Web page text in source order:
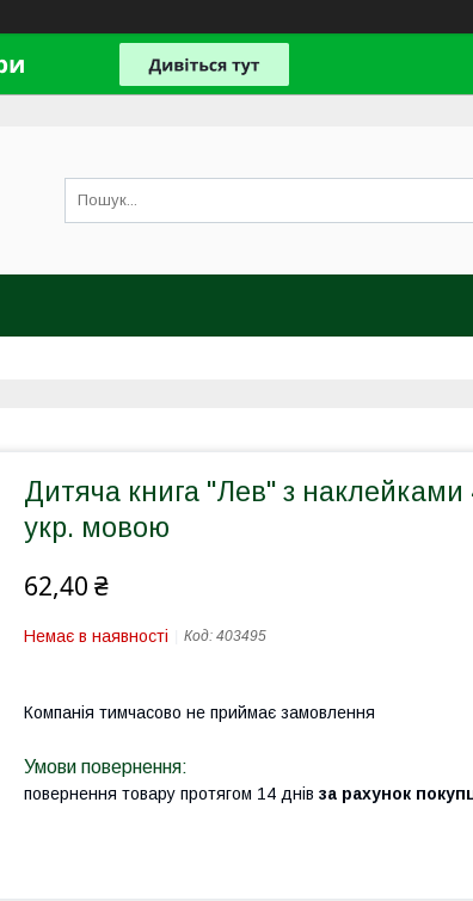
Дитяча книга "Лев" з наклейками
укр. мовою
62,40 ₴
Немає в наявності Код: 403495
Компанія тимчасово не приймає замовлення
повернення товару протягом 14 днів за рахунок